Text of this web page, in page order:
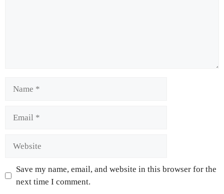
Save my name, email, and website in this browser for the
next time I comment.